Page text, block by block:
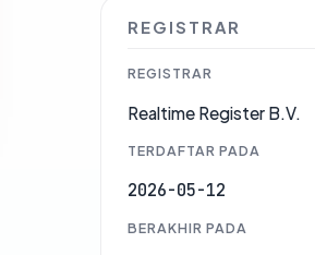
REGISTRAR
REGISTRAR
Realtime Register B.V.
TERDAFTAR PADA
2026-05-12
BERAKHIR PADA